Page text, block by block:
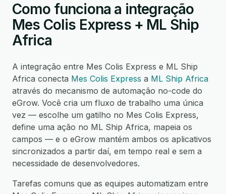
Como funciona a integração
Mes Colis Express + ML Ship
Africa
A integração entre Mes Colis Express e ML Ship
Africa conecta Mes Colis Express a ML Ship Africa
através do mecanismo de automação no-code do
eGrow. Você cria um fluxo de trabalho uma única
vez — escolhe um gatilho no Mes Colis Express,
define uma ação no ML Ship Africa, mapeia os
campos — e o eGrow mantém ambos os aplicativos
sincronizados a partir daí, em tempo real e sem a
necessidade de desenvolvedores.
Tarefas comuns que as equipes automatizam entre